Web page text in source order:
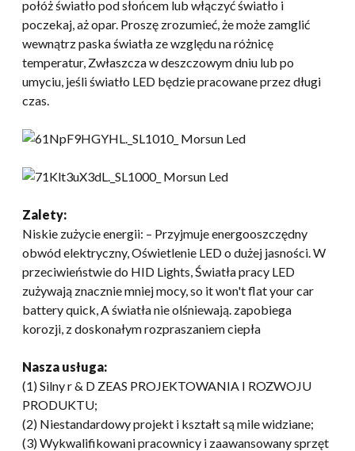
połóż światło pod słońcem lub włączyć światło i
poczekaj, aż opar. Proszę zrozumieć, że może zamglić
wewnątrz paska światła ze względu na różnicę
temperatur, Zwłaszcza w deszczowym dniu lub po
umyciu, jeśli światło LED będzie pracowane przez długi
czas.
Zalety:
Niskie zużycie energii: – Przyjmuje energooszczędny
obwód elektryczny, Oświetlenie LED o dużej jasności. W
przeciwieństwie do HID Lights, Światła pracy LED
zużywają znacznie mniej mocy, so it won't flat your car
battery quick , A światła nie olśniewają. zapobiega
korozji, z doskonałym rozpraszaniem ciepła
Nasza usługa:
(1) Silny r & D ZEAS PROJEKTOWANIA I ROZWOJU
PRODUKTU;
(2) Niestandardowy projekt i kształt są mile widziane;
(3) Wykwalifikowani pracownicy i zaawansowany sprzęt